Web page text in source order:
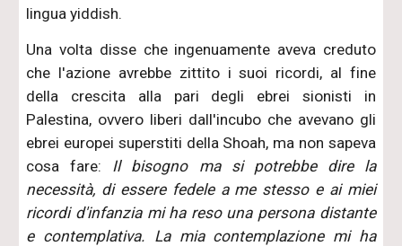
lingua yiddish.
Una volta disse che ingenuamente aveva creduto
che l'azione avrebbe zittito i suoi ricordi, al fine
della crescita alla pari degli ebrei sionisti in
Palestina, ovvero liberi dall'incubo che avevano gli
ebrei europei superstiti della Shoah, ma non sapeva
cosa fare: Il bisogno ma si potrebbe dire la
necessità, di essere fedele a me stesso e ai miei
ricordi d'infanzia mi ha reso una persona distante
e contemplativa. La mia contemplazione mi ha